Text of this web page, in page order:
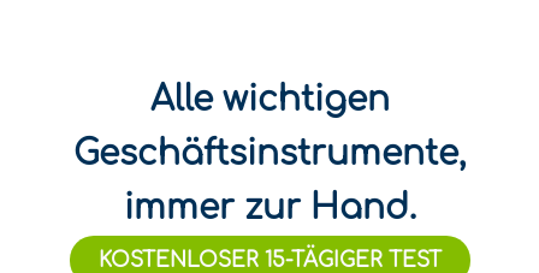
Alle wichtigen
Geschäftsinstrumente,
immer zur Hand.
KOSTENLOSER 15-TÄGIGER TEST